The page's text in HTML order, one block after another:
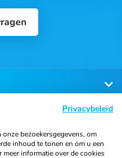
Privacybeleid
bezoekersgegevens, om
inhoud te tonen en om u een
informatie over de cookies